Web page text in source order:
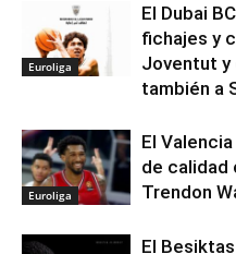
Euroliga
El Dubai
fichajes y
Joventut y
también a
Euroliga
El
de calidad
Trendon
El